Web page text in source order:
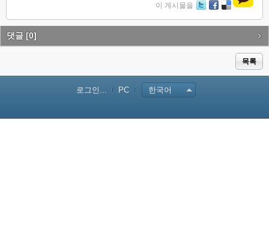
이 게시물을
itte ce lici
댓글 [0]
목록
로그인... PC 한국어